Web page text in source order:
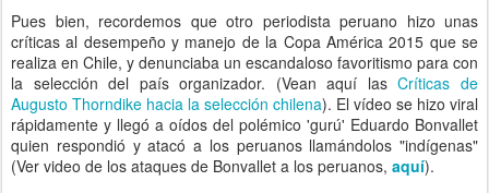
Pues bien, recordemos que otro periodista peruano hizo unas
críticas al desempeño y manejo de la Copa América 2015 que se
realiza en Chile, y denunciaba un escandaloso favoritismo para con
la selección del país organizador. (Vean aquí lasCríticas de
Augusto Thorndike hacia la selección chilena). El vídeo se hizo viral
rápidamente y llegó a oídos del polémico 'gurú' Eduardo Bonvallet
quien respondió y atacó a los peruanos llamándolos "indígenas"
(Ver video de los ataques de Bonvallet a los peruanos, aquí).